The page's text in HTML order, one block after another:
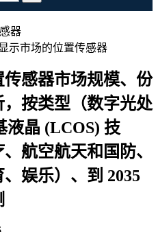
示市场的位置传感器
感器市场规模、份
按类型（数字光处
液晶 (LCOS) 技
航空航天和国防、
娱乐）、到 2035